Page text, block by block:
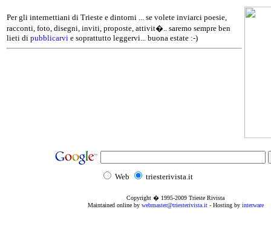
Per gli internettiani di Trieste e dintorni ... se volete inviarci poesie,
racconti, foto, disegni, inviti, proposte, attivit�.. saremo sempre ben
lieti di pubblicarvi e soprattutto leggervi... buona estate :-)
Web triesterivista.it
Copyright � 1995-2009 Trieste Rivista
Maintained online by webmaster@triesterivista.it- Hosting by interware